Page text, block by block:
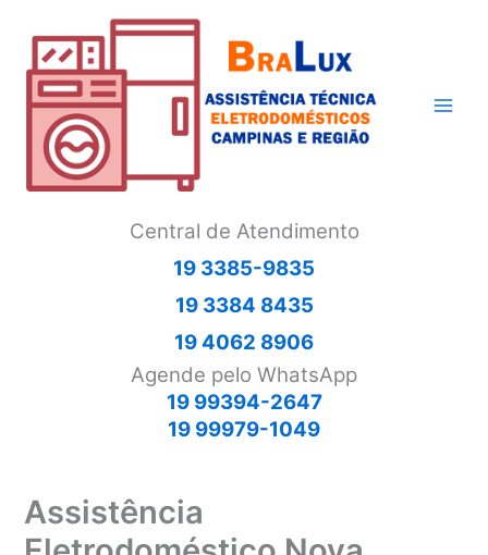
conteúdo
Central de Atendimento
19 3385-9835
19 3384 8435
19 4062 8906
Agende pelo WhatsApp
19 99394-2647
19 99979-1049
Assistência